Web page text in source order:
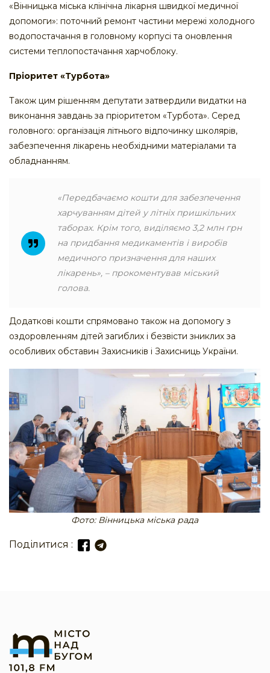
«Вінницька міська клінічна лікарня швидкої медичної
допомоги»: поточний ремонт частини мережі холодного
водопостачання в головному корпусі та оновлення
системи теплопостачання харчоблоку.
Пріоритет «Турбота»
Також цим рішенням депутати затвердили видатки на
виконання завдань за пріоритетом «Турбота». Серед
головного: організація літнього відпочинку школярів,
забезпечення лікарень необхідними матеріалами та
обладнанням.
«Передбачаємо кошти для забезпечення
харчуванням дітей у літніх пришкільних
таборах. Крім того, виділяємо 3,2 млн грн
на придбання медикаментів і виробів
медичного призначення для наших
лікарень», – прокоментував міський
голова.
Додаткові кошти спрямовано також на допомогу з
оздоровленням дітей загиблих і безвісти зниклих за
особливих обставин Захисників і Захисниць України.
Фото: Вінницька міська рада
Поділитися :